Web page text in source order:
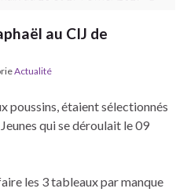
au CIJ de
Actualité
poussins, étaient sélectionnés
qui se déroulait le 09
les 3 tableaux par manque